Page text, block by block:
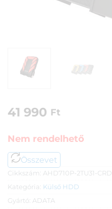
41 990 Ft
Nem rendelhető
Összevet
Cikkszám: AHD710P-2TU31-CRD
Kategória: Külső HDD
Gyártó: ADATA